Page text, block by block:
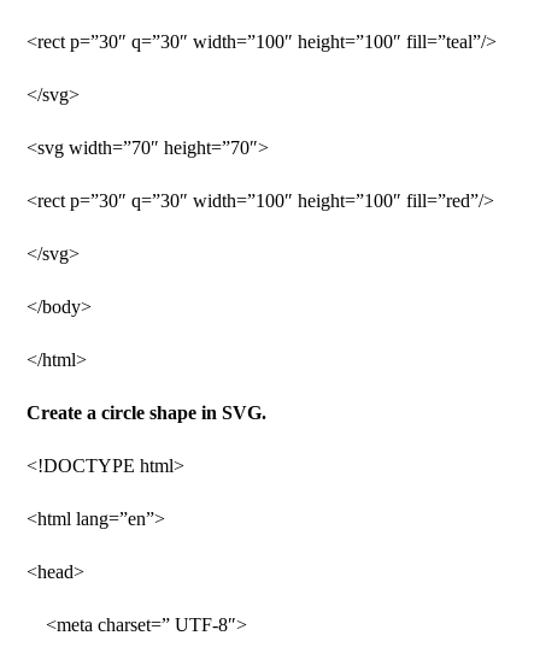
<rect p=”30″ q=”30″ width=”100″ height=”100″ fill=”teal”/>
</svg>
<svg width=”70″ height=”70″>
<rect p=”30″ q=”30″ width=”100″ height=”100″ fill=”red”/>
</svg>
</body>
</html>
Create a circle shape in SVG.
<!DOCTYPE html>
<html lang=”en”>
<head>
<meta charset=” UTF-8″>